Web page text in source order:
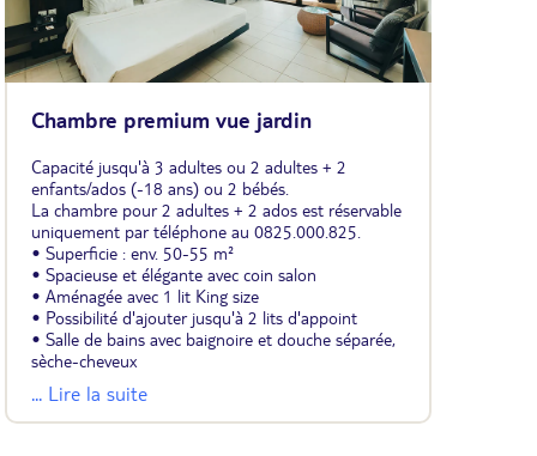
Chambre premium vue jardin
Capacité jusqu'à 3 adultes ou 2 adultes + 2
enfants/ados (-18 ans) ou 2 bébés.
La chambre pour 2 adultes + 2 ados est réservable
uniquement par téléphone au 0825.000.825.
• Superficie : env. 50-55 m²
• Spacieuse et élégante avec coin salon
• Aménagée avec 1 lit King size
• Possibilité d'ajouter jusqu'à 2 lits d'appoint
• Salle de bains avec baignoire et douche séparée,
sèche-cheveux
• Climatisation
• Télévision avec chaînes françaises et système
IPTV
... Lire la suite